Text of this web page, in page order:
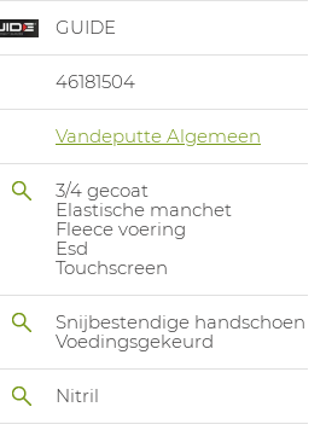
GUIDE
46181504
Vandeputte Algemeen
3/4 gecoat
Elastische manchet
Fleece voering
Esd
Touchscreen
Snijbestendige handschoen
Voedingsgekeurd
Nitril